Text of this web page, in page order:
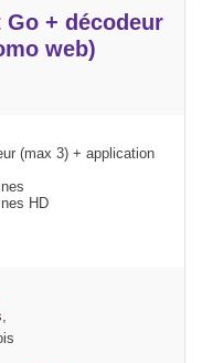
+ décodeur
web)
(max 3) + application
HD